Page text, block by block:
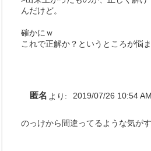
んだけど。
確かにｗ
これで正解か？というところが悩
匿名 より: 2019/07/26 10:54 AM
のっけから間違ってるような気が